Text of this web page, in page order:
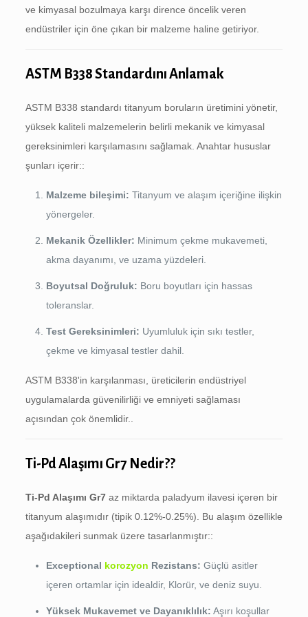
ve kimyasal bozulmaya karşı dirence öncelik veren
endüstriler için öne çıkan bir malzeme haline getiriyor.
ASTM B338 Standardını Anlamak
ASTM B338 standardı titanyum boruların üretimini yönetir,
yüksek kaliteli malzemelerin belirli mekanik ve kimyasal
gereksinimleri karşılamasını sağlamak. Anahtar hususlar
şunları içerir::
Malzeme bileşimi: Titanyum ve alaşım içeriğine ilişkin
yönergeler.
Mekanik Özellikler: Minimum çekme mukavemeti,
akma dayanımı, ve uzama yüzdeleri.
Boyutsal Doğruluk: Boru boyutları için hassas
toleranslar.
Test Gereksinimleri: Uyumluluk için sıkı testler,
çekme ve kimyasal testler dahil.
ASTM B338'in karşılanması, üreticilerin endüstriyel
uygulamalarda güvenilirliği ve emniyeti sağlaması
açısından çok önemlidir..
Ti-Pd Alaşımı Gr7 Nedir??
Ti-Pd Alaşımı Gr7az miktarda paladyum ilavesi içeren bir
titanyum alaşımıdır (tipik 0.12%-0.25%). Bu alaşım özellikle
aşağıdakileri sunmak üzere tasarlanmıştır::
Exceptional korozyon Rezistans: Güçlü asitler
içeren ortamlar için idealdir, Klorür, ve deniz suyu.
Yüksek Mukavemet ve Dayanıklılık: Aşırı koşullar